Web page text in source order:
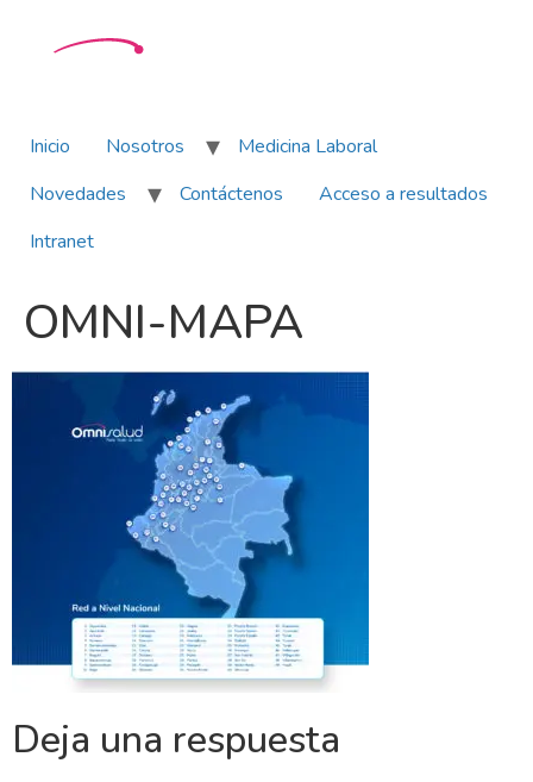
Inicio Nosotros
Medicina Laboral
Novedades
Contáctenos
Acceso a resultados
Intranet
OMNI-MAPA
Deja una respuesta